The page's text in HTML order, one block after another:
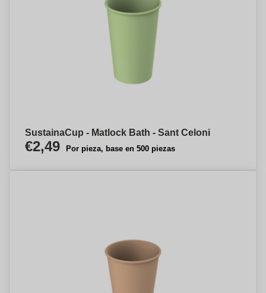
SustainaCup - Matlock Bath - Sant Celoni
€2,49 Por pieza, base en 500 piezas